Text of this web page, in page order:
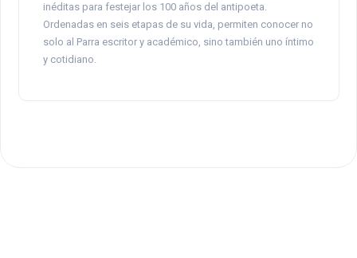
inéditas para festejar los 100 años del antipoeta.
Ordenadas en seis etapas de su vida, permiten conocer no
solo al Parra escritor y académico, sino también uno íntimo
y cotidiano.